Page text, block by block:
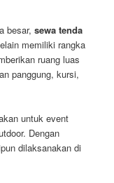
besar,sewa tenda
memiliki rangka
ruang luas
panggung, kursi,
untuk event
Dengan
dilaksanakan di